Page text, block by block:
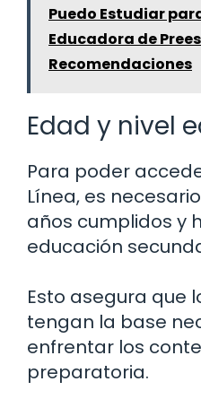
Puedo Estudiar
Educadora de
Recomendaciones
Edad y nivel
Para poder
Línea, es
años cumplidos y
educación
Esto asegura que
tengan la base
enfrentar los
preparatoria.